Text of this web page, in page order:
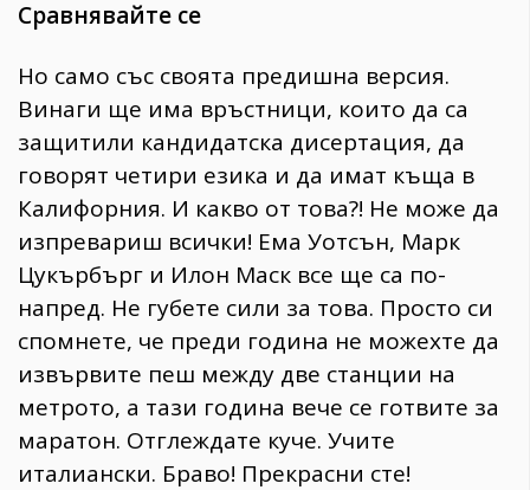
Сравнявайте се
Но само със своята предишна версия.
Винаги ще има връстници, които да са
защитили кандидатска дисертация, да
говорят четири езика и да имат къща в
Калифорния. И какво от това?! Не може да
изпревариш всички! Ема Уотсън, Марк
Цукърбърг и Илон Маск все ще са по-
напред. Не губете сили за това. Просто си
спомнете, че преди година не можехте да
извървите пеш между две станции на
метрото, а тази година вече се готвите за
маратон. Отглеждате куче. Учите
италиански. Браво! Прекрасни сте!